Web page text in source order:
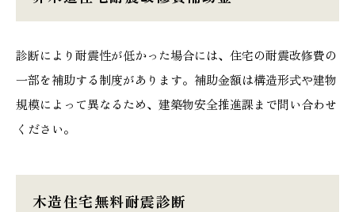
診断により耐震性が低かった場合には、住宅の耐震改修費の
一部を補助する制度があります。補助金額は構造形式や建物
規模によって異なるため、建築物安全推進課まで問い合わせ
ください。
木造住宅無料耐震診断